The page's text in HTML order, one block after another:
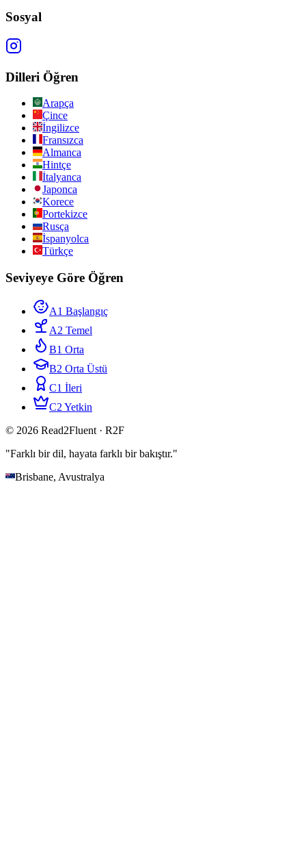
Sosyal
Dilleri Öğren
Arapça
Çince
İngilizce
Fransızca
Almanca
Hintçe
İtalyanca
Japonca
Korece
Portekizce
Rusça
İspanyolca
Türkçe
Seviyeye Göre Öğren
A1 Başlangıç
A2 Temel
B1 Orta
B2 Orta Üstü
C1 İleri
C2 Yetkin
© 2026 Read2Fluent · R2F
"Farklı bir dil, hayata farklı bir bakıştır."
Brisbane, Avustralya